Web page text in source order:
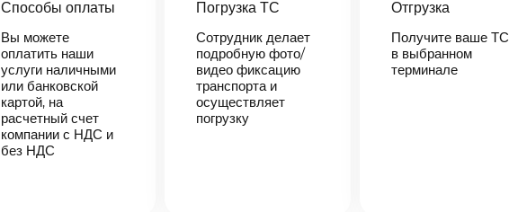
Способы оплаты
Вы можете
оплатить наши
услуги наличными
или банковской
картой, на
расчетный счет
компании с НДС и
без НДС
Погрузка ТС
Сотрудник делает
подробную фото/
видео фиксацию
транспорта и
осуществляет
погрузку
Отгрузка
Получите ваше ТС
в выбранном
терминале